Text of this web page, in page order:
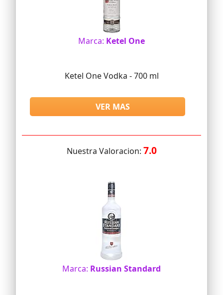
Marca: Ketel One
Ketel One Vodka - 700 ml
VER MAS
Nuestra Valoracion: 7.0
Marca: Russian Standard